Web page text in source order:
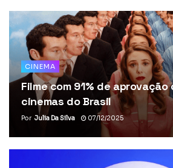
CINEMA
Filme com 91% de
cinemas do Brasil
Por Julia Da Silva 07/12/2025